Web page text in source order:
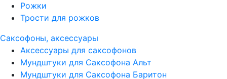
Рожки
Трости для рожков
Саксофоны, аксессуары
Аксессуары для саксофонов
Мундштуки для Саксофона Альт
Мундштуки для Саксофона Баритон